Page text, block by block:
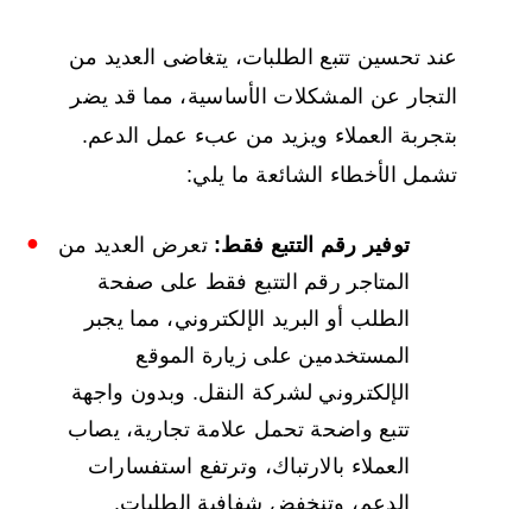
عند تحسين تتبع الطلبات، يتغاضى العديد من
التجار عن المشكلات الأساسية، مما قد يضر
بتجربة العملاء ويزيد من عبء عمل الدعم.
تشمل الأخطاء الشائعة ما يلي:
توفير رقم التتبع فقط:تعرض العديد من
المتاجر رقم التتبع فقط على صفحة
الطلب أو البريد الإلكتروني، مما يجبر
المستخدمين على زيارة الموقع
الإلكتروني لشركة النقل. وبدون واجهة
تتبع واضحة تحمل علامة تجارية، يصاب
العملاء بالارتباك، وترتفع استفسارات
الدعم، وتنخفض شفافية الطلبات.